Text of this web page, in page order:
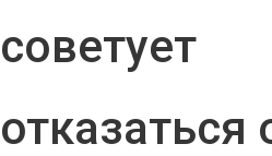
советует
отказаться